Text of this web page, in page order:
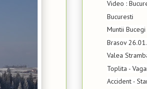
Video :
Bucuresti
Muntii Bucegi
Brasov
Valea
Toplita -
Accident -